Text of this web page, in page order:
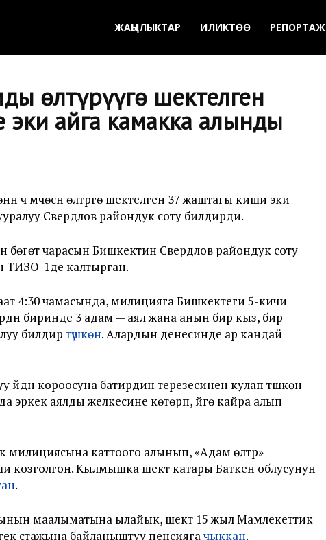
ЖАҢЫЛЫКТАР ИЛИКТӨӨ РЕПОРТАЖ
өлтүрүүгө шектелген
айга камакка алынды
үч мүчөсүн өлтүрүүгө шектелген 37 жаштагы киши эки
Свердлов райондук соту билдирди.
бөгөт чарасын Бишкектин Свердлов райондук соту
ТИЗО-1де калтырган.
4:30 чамасында, милицияга Бишкектеги 5-кичи
биринде 3 адам — аял жана анын бир кыз, бир
билдирүү түшкөн. Алардын денесинде ар кандай
үйдүн короосуна батирдин терезесинен кулап түшкөн
эркек аялды желкесине көтөрүп, үйгө кайра алып
каттоого алынып, «Адам өлтүрүү»
Кылмышка шектүү катары Баткен облусунун
.
маалыматына ылайык, шектүү 15 жыл Мамлекеттик
стажына байланыштуу пенсиягачыккан.